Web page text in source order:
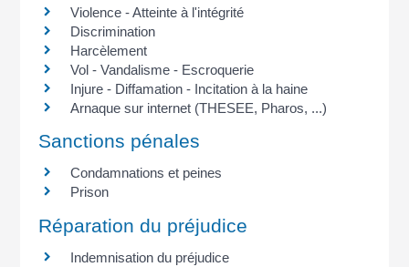
Violence - Atteinte à l'intégrité
Discrimination
Harcèlement
Vol - Vandalisme - Escroquerie
Injure - Diffamation - Incitation à la haine
Arnaque sur internet (THESEE, Pharos, ...)
Sanctions pénales
Condamnations et peines
Prison
Réparation du préjudice
Indemnisation du préjudice